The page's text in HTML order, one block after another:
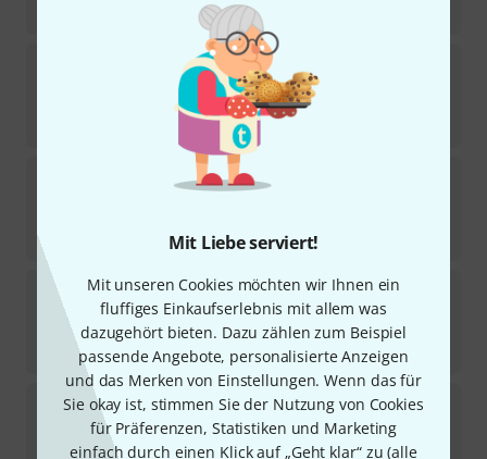
Mit Liebe serviert!
Mit unseren Cookies möchten wir Ihnen ein
fluffiges Einkaufserlebnis mit allem was
dazugehört bieten. Dazu zählen zum Beispiel
passende Angebote, personalisierte Anzeigen
und das Merken von Einstellungen. Wenn das für
Sie okay ist, stimmen Sie der Nutzung von Cookies
für Präferenzen, Statistiken und Marketing
einfach durch einen Klick auf „Geht klar“ zu (alle
YellowtecMiKA Wall Mount Pole 35 YT3261
1
Sofort lieferbar
Yellowtec Litt Signal Light YT9100 Base
2
€
YellowtecMiKA Cable Clamp YT3221
1
Sofort lieferbar
35 €
YellowtecMiKA Microphone Arm YT3705
2
Sofort lieferbar